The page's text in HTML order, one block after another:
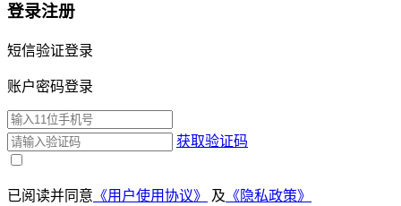
登录注册
短信验证登录
账户密码登录
获取验证码
已阅读并同意 《用户使用协议》 及 《隐私政策》